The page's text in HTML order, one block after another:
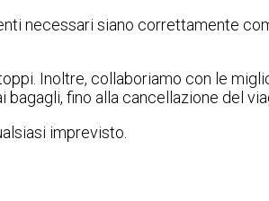
necessari siano correttamente
Inoltre, collaboriamo con le
fino alla cancellazione del
imprevisto.